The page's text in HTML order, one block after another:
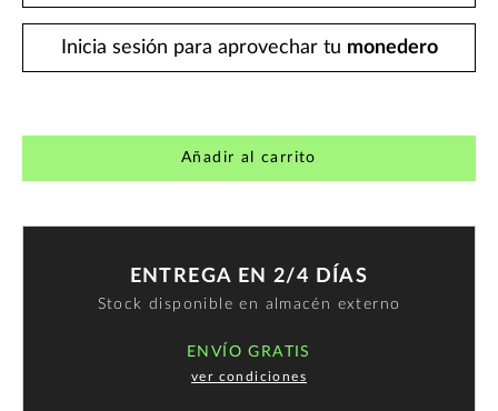
Inicia sesión para aprovechar tu monedero
Añadir al carrito
ENTREGA EN 2/4 DÍAS
Stock disponible en almacén externo
ENVÍO GRATIS
ver condiciones